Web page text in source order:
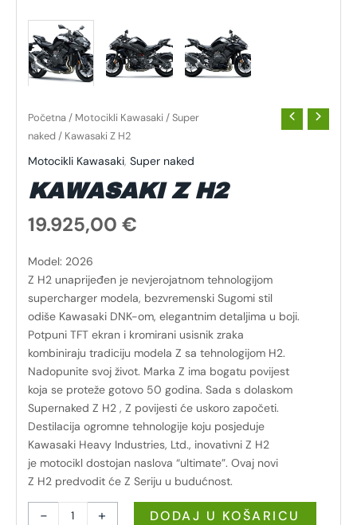
Početna / Motocikli Kawasaki /Super
naked / Kawasaki Z H2
Motocikli Kawasaki, Super naked
KAWASAKI Z H2
19.925,00 €
Model: 2026
Z H2 unaprijeđen je nevjerojatnom tehnologijom
supercharger modela, bezvremenski Sugomi stil
odiše Kawasaki DNK-om, elegantnim detaljima u boji.
Potpuni TFT ekran i kromirani usisnik zraka
kombiniraju tradiciju modela Z sa tehnologijom H2.
Nadopunite svoj život. Marka Z ima bogatu povijest
koja se proteže gotovo 50 godina. Sada s dolaskom
Supernaked Z H2 , Z povijesti će uskoro započeti.
Destilacija ogromne tehnologije koju posjeduje
Kawasaki Heavy Industries, Ltd., inovativni Z H2
je motocikl dostojan naslova “ultimate”. Ovaj novi
Z H2 predvodit će Z Seriju u budućnost.
- + DODAJ U KOŠARICU